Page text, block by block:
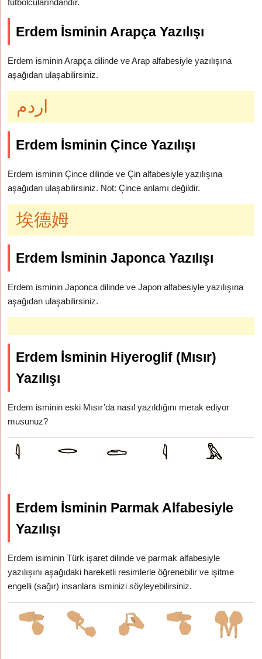
futbolcularındandır.
Erdem İsminin Arapça Yazılışı
Erdem isminin Arapça dilinde ve Arap alfabesiyle yazılışına
aşağıdan ulaşabilirsiniz.
اردم
Erdem İsminin Çince Yazılışı
Erdem isminin Çince dilinde ve Çin alfabesiyle yazılışına
aşağıdan ulaşabilirsiniz. Not: Çince anlamı değildir.
埃德姆
Erdem İsminin Japonca Yazılışı
Erdem isminin Japonca dilinde ve Japon alfabesiyle yazılışına
aşağıdan ulaşabilirsiniz.
Erdem İsminin Hiyeroglif (Mısır)
Yazılışı
Erdem isminin eski Mısır’da nasıl yazıldığını merak ediyor
musunuz?
Erdem İsminin Parmak Alfabesiyle
Yazılışı
Erdem isiminin Türk işaret dilinde ve parmak alfabesiyle
yazılışını aşağıdaki hareketli resimlerle öğrenebilir ve işitme
engelli (sağır) insanlara isminizi söyleyebilirsiniz.